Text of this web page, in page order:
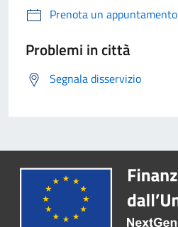
Prenota un appuntamento
Problemi in città
Segnala disservizio